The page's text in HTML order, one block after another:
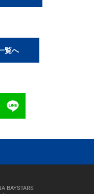
覧へ
BAYSTARS